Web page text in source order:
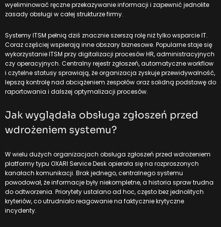
wyeliminować ręczne przekazywanie informacji i zapewnić jednolite
zasady obsługi w całej strukturze firmy.
Systemy ITSM pełnią dziś znacznie szerszą rolę niż tylko wsparcie IT.
Coraz częściej wspierają inne obszary biznesowe. Popularne staje się
wykorzystanie ITSM przy digitalizacji procesów HR, administracyjnych
czy operacyjnych. Centralny rejestr zgłoszeń, automatyczne workflow
i czytelne statusy sprawiają, że organizacja zyskuje przewidywalność,
lepszą kontrolę nad obciążeniem zespołów oraz solidną podstawę do
raportowania i dalszej optymalizacji procesów.
Jak wyglądała obsługa zgłoszeń przed
wdrożeniem systemu?
W wielu dużych organizacjach obsługa zgłoszeń przed wdrożeniem
platformy typu OXARI Service Deskopierała się na rozproszonych
kanałach komunikacji. Brak jednego, centralnego systemu
powodował, że informacje były niekompletne, a historia spraw trudna
do odtworzenia. Priorytety ustalano ad hoc, często bez jednolitych
kryteriów, co utrudniało reagowanie na faktycznie krytyczne
incydenty.